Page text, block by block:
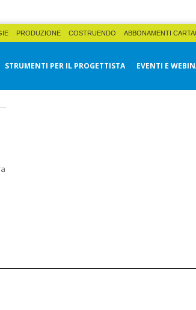
PRODUZIONE COSTRUENDO ABBONAMENTI
STRUMENTI PER IL PROGETTISTA EVENTI E